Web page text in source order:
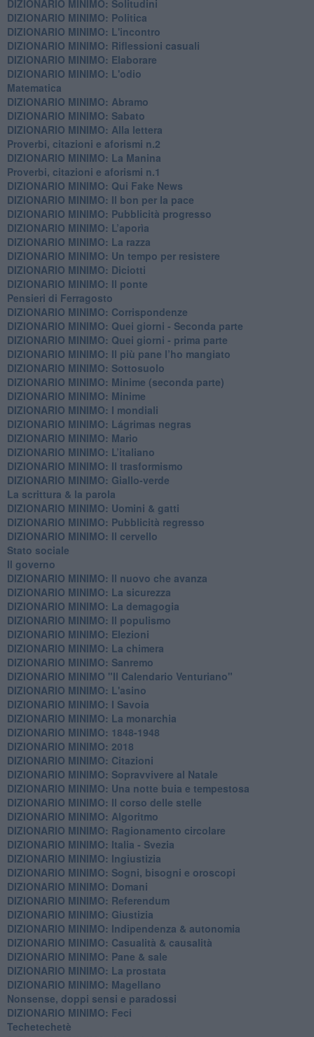
DIZIONARIO MINIMO: Solitudini
DIZIONARIO MINIMO: Politica
DIZIONARIO MINIMO: L'incontro
DIZIONARIO MINIMO: Riflessioni casuali
DIZIONARIO MINIMO: Elaborare
DIZIONARIO MINIMO: L'odio
​Matematica
DIZIONARIO MINIMO: Abramo
DIZIONARIO MINIMO: Sabato
​DIZIONARIO MINIMO: Alla lettera
Proverbi, citazioni e aforismi n.2
DIZIONARIO MINIMO: La Manina
​Proverbi, citazioni e aforismi n.1
DIZIONARIO MINIMO: Qui Fake News
DIZIONARIO MINIMO: ​Il bon per la pace
DIZIONARIO MINIMO: Pubblicità progresso
DIZIONARIO MINIMO: L’aporìa
DIZIONARIO MINIMO: La razza
DIZIONARIO MINIMO: Un tempo per resistere
DIZIONARIO MINIMO: Diciotti
DIZIONARIO MINIMO: Il ponte
Pensieri di Ferragosto
DIZIONARIO MINIMO: Corrispondenze
DIZIONARIO MINIMO: Quei giorni - Seconda parte
DIZIONARIO MINIMO: Quei giorni - prima parte
DIZIONARIO MINIMO: Il più pane l’ho mangiato
DIZIONARIO MINIMO: Sottosuolo
DIZIONARIO MINIMO: Minime (seconda parte)
DIZIONARIO MINIMO: Minime
DIZIONARIO MINIMO: ​I mondiali
DIZIONARIO MINIMO: ​Lágrimas negras
DIZIONARIO MINIMO: Mario
DIZIONARIO MINIMO: L’italiano
DIZIONARIO MINIMO: Il trasformismo
DIZIONARIO MINIMO: Giallo-verde
La scrittura & la parola
​DIZIONARIO MINIMO: Uomini & gatti
DIZIONARIO MINIMO: ​Pubblicità regresso
DIZIONARIO MINIMO: Il cervello
Stato sociale
Il governo
DIZIONARIO MINIMO: Il nuovo che avanza
DIZIONARIO MINIMO: La sicurezza
DIZIONARIO MINIMO: La demagogia
DIZIONARIO MINIMO: Il populismo
DIZIONARIO MINIMO: Elezioni
DIZIONARIO MINIMO: La chimera
DIZIONARIO MINIMO: Sanremo
DIZIONARIO MINIMO "Il Calendario Venturiano"
DIZIONARIO MINIMO: L'asino
DIZIONARIO MINIMO: I Savoia
DIZIONARIO MINIMO: La monarchia
DIZIONARIO MINIMO: 1848-1948
DIZIONARIO MINIMO: 2018
DIZIONARIO MINIMO: Citazioni
DIZIONARIO MINIMO: ​Sopravvivere al Natale
DIZIONARIO MINIMO: ​Una notte buia e tempestosa
DIZIONARIO MINIMO: Il corso delle stelle
DIZIONARIO MINIMO: Algoritmo
DIZIONARIO MINIMO: Ragionamento circolare
DIZIONARIO MINIMO: Italia - Svezia
DIZIONARIO MINIMO: ​Ingiustizia
DIZIONARIO MINIMO: ​Sogni, bisogni e oroscopi
DIZIONARIO MINIMO: Domani
DIZIONARIO MINIMO: Referendum
DIZIONARIO MINIMO: Giustizia
DIZIONARIO MINIMO: ​Indipendenza & autonomia
DIZIONARIO MINIMO: ​Casualità & causalità
​DIZIONARIO MINIMO: Pane & sale
DIZIONARIO MINIMO: La prostata
​DIZIONARIO MINIMO: Magellano
Nonsense, doppi sensi e paradossi
DIZIONARIO MINIMO: Feci
Techetechetè